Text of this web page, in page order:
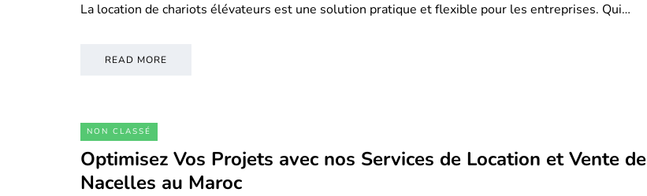
La location de chariots élévateurs est une solution pratique et flexible pour les entreprises. Qui…
READ MORE
NON CLASSÉ
Optimisez Vos Projets avec nos Services de Location et Vente de
Nacelles au Maroc